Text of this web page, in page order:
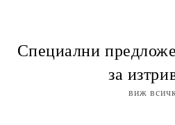
Специални
за
виж